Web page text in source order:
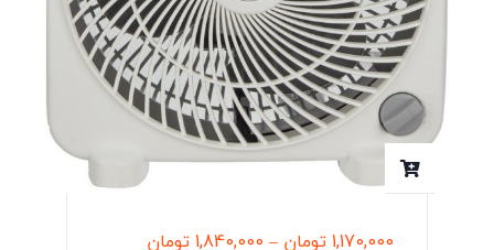
1,170,000تومان –
1,840,000تومان